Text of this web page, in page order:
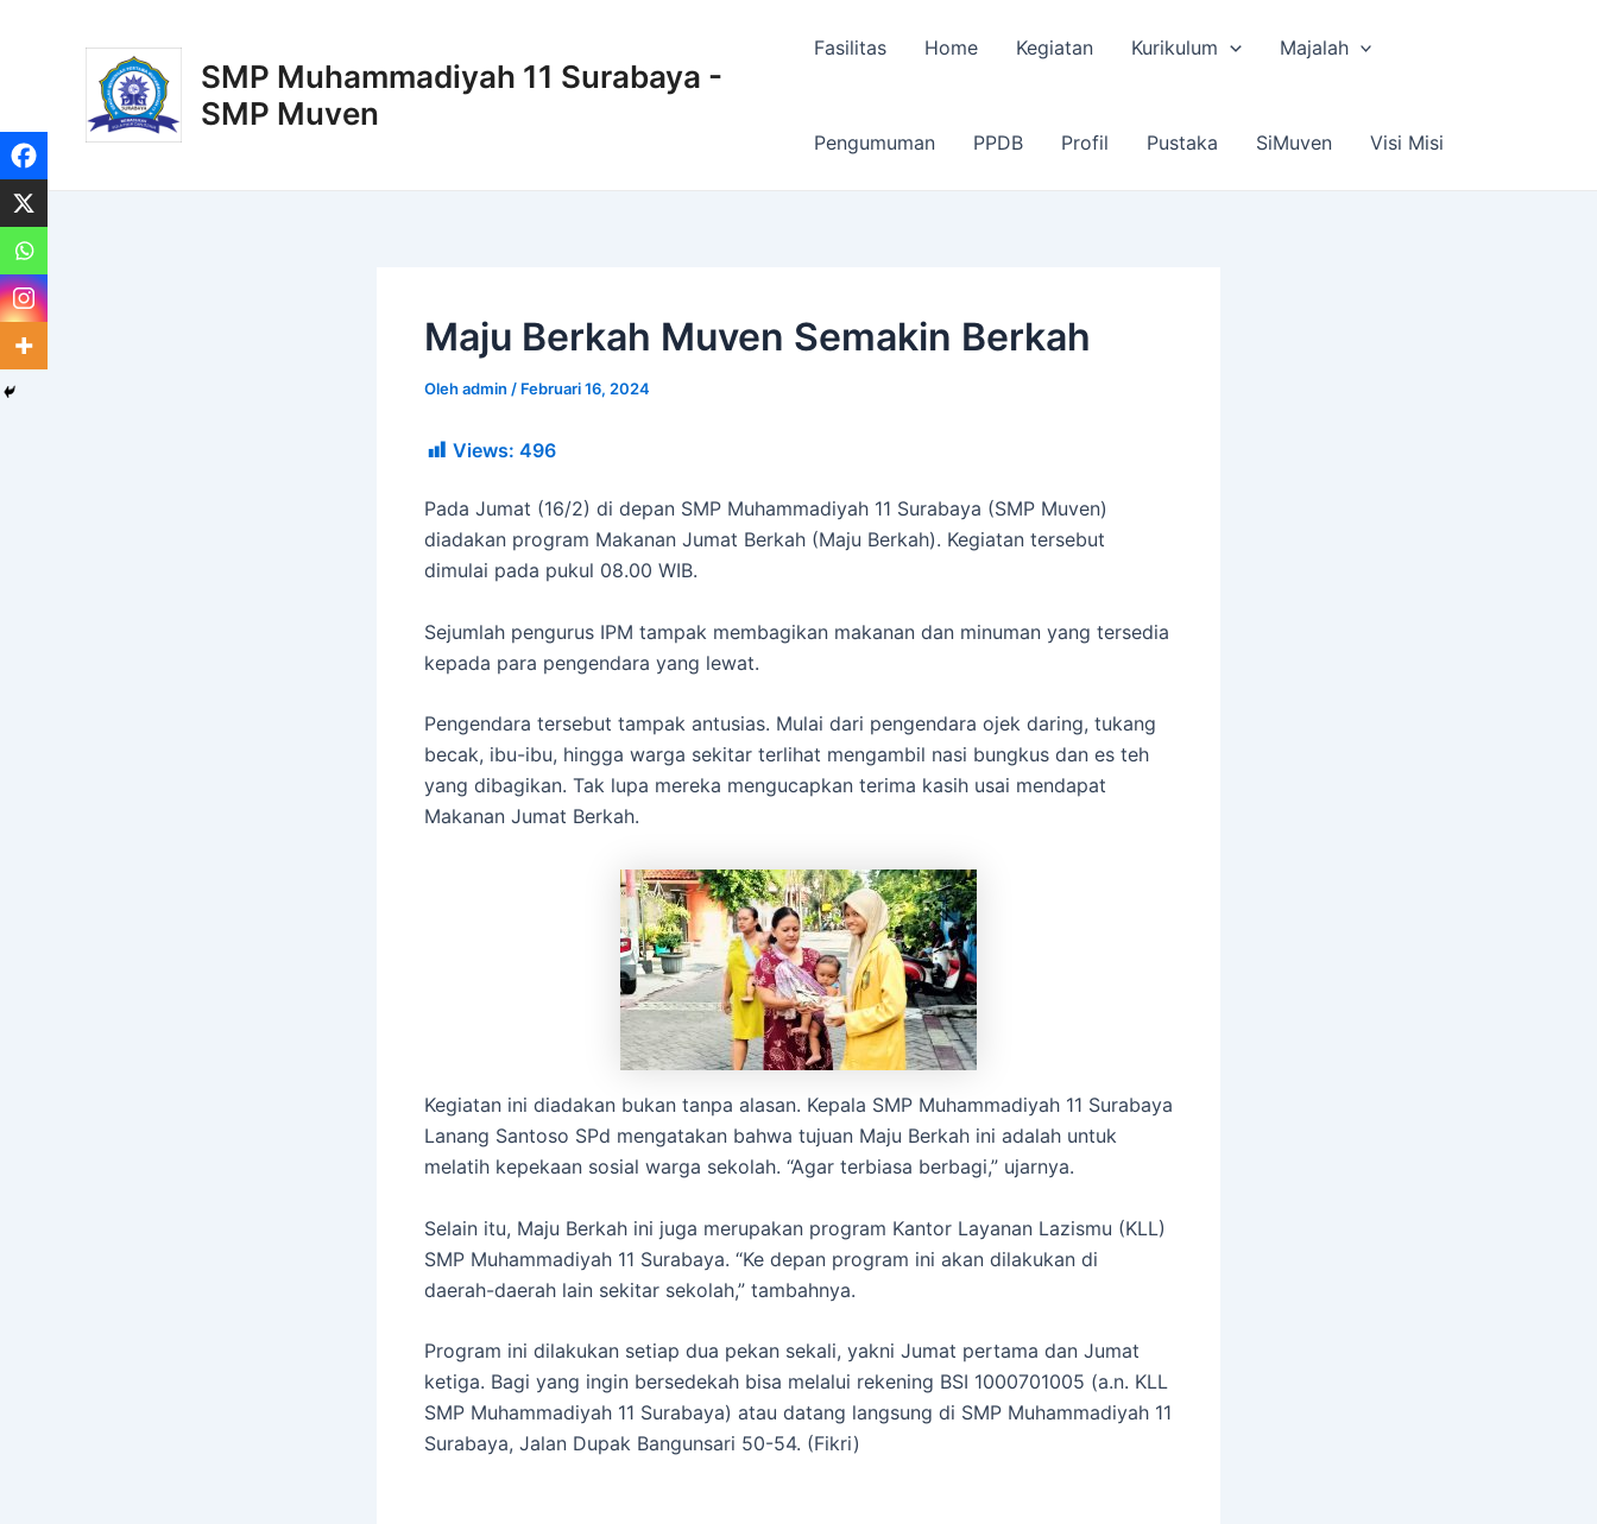
SMP Muhammadiyah 11 Surabaya -
SMP Muven
Fasilitas Home Kegiatan Kurikulum Majalah
Pengumuman PPDB Profil Pustaka SiMuven Visi Misi
Maju Berkah Muven Semakin Berkah
Olehadmin / Februari 16, 2024
Views: 496
Pada Jumat (16/2) di depan SMP Muhammadiyah 11 Surabaya (SMP Muven)
diadakan program Makanan Jumat Berkah (Maju Berkah). Kegiatan tersebut
dimulai pada pukul 08.00 WIB.
Sejumlah pengurus IPM tampak membagikan makanan dan minuman yang tersedia
kepada para pengendara yang lewat.
Pengendara tersebut tampak antusias. Mulai dari pengendara ojek daring, tukang
becak, ibu-ibu, hingga warga sekitar terlihat mengambil nasi bungkus dan es teh
yang dibagikan. Tak lupa mereka mengucapkan terima kasih usai mendapat
Makanan Jumat Berkah.
Kegiatan ini diadakan bukan tanpa alasan. Kepala SMP Muhammadiyah 11 Surabaya
Lanang Santoso SPd mengatakan bahwa tujuan Maju Berkah ini adalah untuk
melatih kepekaan sosial warga sekolah. “Agar terbiasa berbagi,” ujarnya.
Selain itu, Maju Berkah ini juga merupakan program Kantor Layanan Lazismu (KLL)
SMP Muhammadiyah 11 Surabaya. “Ke depan program ini akan dilakukan di
daerah-daerah lain sekitar sekolah,” tambahnya.
Program ini dilakukan setiap dua pekan sekali, yakni Jumat pertama dan Jumat
ketiga. Bagi yang ingin bersedekah bisa melalui rekening BSI 1000701005 (a.n. KLL
SMP Muhammadiyah 11 Surabaya) atau datang langsung di SMP Muhammadiyah 11
Surabaya, Jalan Dupak Bangunsari 50-54. (Fikri)